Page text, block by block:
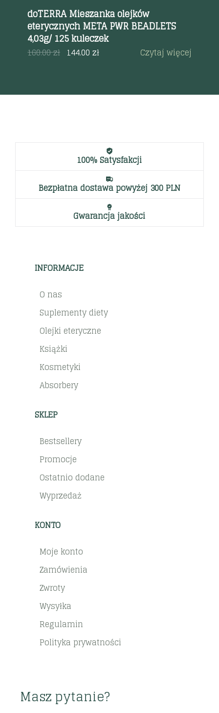
doTERRA Mieszanka olejków
eterycznych META PWR BEADLETS
4,03g/ 125 kuleczek
160.00zł 144.00zł Czytaj więcej
100% Satysfakcji
Bezpłatna dostawa powyżej 300 PLN
Gwarancja jakości
INFORMACJE
O nas
Suplementy diety
Olejki eteryczne
Książki
Kosmetyki
Absorbery
SKLEP
Bestsellery
Promocje
Ostatnio dodane
Wyprzedaż
KONTO
Moje konto
Zamówienia
Zwroty
Wysyłka
Regulamin
Polityka prywatności
Masz pytanie?